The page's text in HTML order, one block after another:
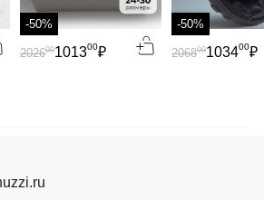
-50%
101300₽
202600
-50%
103400₽
206800